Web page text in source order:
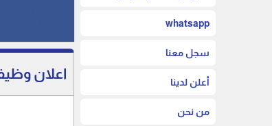
whatsapp
سجل معنا
أعلن لدينا
من نحن
اعلان